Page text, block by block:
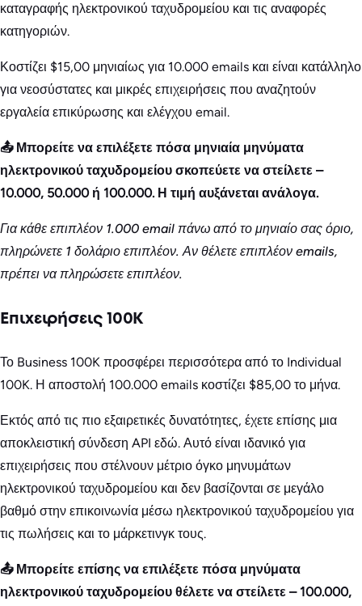
καταγραφής ηλεκτρονικού ταχυδρομείου και τις αναφορές
κατηγοριών.
Κοστίζει $15,00 μηνιαίως για 10.000 emails και είναι κατάλληλο
για νεοσύστατες και μικρές επιχειρήσεις που αναζητούν
εργαλεία επικύρωσης και ελέγχου email.
📤 Μπορείτε να επιλέξετε πόσα μηνιαία μηνύματα
ηλεκτρονικού ταχυδρομείου σκοπεύετε να στείλετε –
10.000, 50.000 ή 100.000. Η τιμή αυξάνεται ανάλογα.
Για κάθε επιπλέον 1.000 email πάνω από το μηνιαίο σας όριο,
πληρώνετε 1 δολάριο επιπλέον. Αν θέλετε επιπλέον emails,
πρέπει να πληρώσετε επιπλέον.
Επιχειρήσεις 100K
Το Business 100K προσφέρει περισσότερα από το Individual
100K. Η αποστολή 100.000 emails κοστίζει $85,00 το μήνα.
Εκτός από τις πιο εξαιρετικές δυνατότητες, έχετε επίσης μια
αποκλειστική σύνδεση API εδώ. Αυτό είναι ιδανικό για
επιχειρήσεις που στέλνουν μέτριο όγκο μηνυμάτων
ηλεκτρονικού ταχυδρομείου και δεν βασίζονται σε μεγάλο
βαθμό στην επικοινωνία μέσω ηλεκτρονικού ταχυδρομείου για
τις πωλήσεις και το μάρκετινγκ τους.
📤 Μπορείτε επίσης να επιλέξετε πόσα μηνύματα
ηλεκτρονικού ταχυδρομείου θέλετε να στείλετε – 100.000,